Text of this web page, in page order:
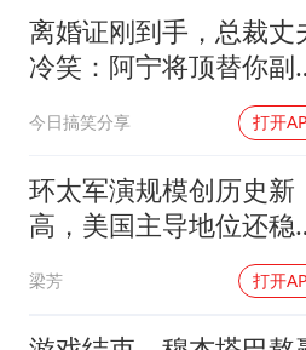
离婚证刚到手，总裁丈
冷笑：阿宁将顶替你副
今日搞笑分享 打开
环太军演规模创历史新
高，美国主导地位还稳
梁芳 打开